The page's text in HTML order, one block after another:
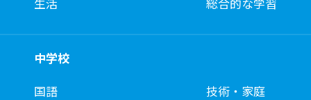
生活
総合的な学習
中学校
国語
技術・家庭